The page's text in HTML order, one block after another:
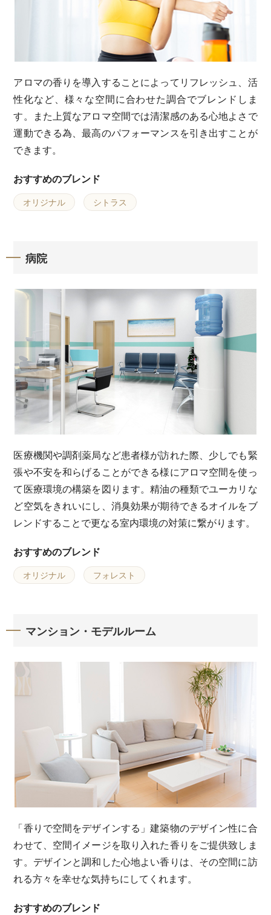
アロマの香りを導入することによってリフレッシュ、活
性化など、様々な空間に合わせた調合でブレンドしま
す。また上質なアロマ空間では清潔感のある心地よさで
運動できる為、最高のパフォーマンスを引き出すことが
できます。
おすすめのブレンド
オリジナル シトラス
病院
医療機関や調剤薬局など患者様が訪れた際、少しでも緊
張や不安を和らげることができる様にアロマ空間を使っ
て医療環境の構築を図ります。精油の種類でユーカリな
ど空気をきれいにし、消臭効果が期待できるオイルをブ
レンドすることで更なる室内環境の対策に繋がります。
おすすめのブレンド
オリジナル フォレスト
マンション・モデルルーム
「香りで空間をデザインする」建築物のデザイン性に合
わせて、空間イメージを取り入れた香りをご提供致しま
す。デザインと調和した心地よい香りは、その空間に訪
れる方々を幸せな気持ちにしてくれます。
おすすめのブレンド